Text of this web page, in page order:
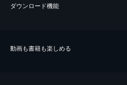
ダウンロード機能
動画も書籍も楽しめる